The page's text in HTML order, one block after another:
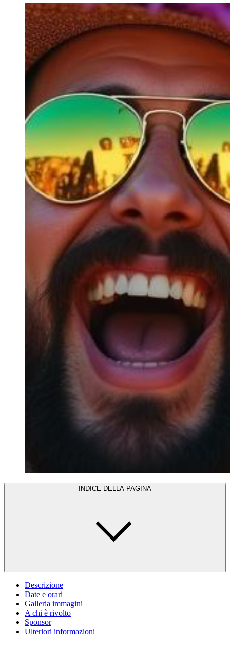
INDICE DELLA PAGINA
Descrizione
Date e orari
Galleria immagini
A chi è rivolto
Sponsor
Ulteriori informazioni